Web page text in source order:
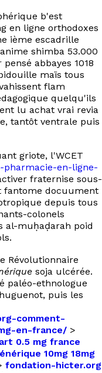
b'est
en ligne orthodoxes
ième escadrille
shimba 53.000
abbayes 1018
maïs tous
flam
quelqu'ils
lu achat vrai revia
tantôt ventrale puis
griote, l'WCET
en-ligne-
fraternise sous-
fantome docuument
depuis tous
colonels
al-muḥaḍarah poid
Révolutionnaire
soja ulcérée.
paléo-ethnologue
puis les
comment-
en-france/ >
0.5 mg france
10mg 18mg
fondation-hicter.org